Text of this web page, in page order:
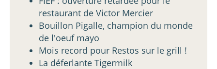
restaurant de Victor Mercier
Bouillon Pigalle, champion du monde
de l'oeuf mayo
Mois record pour Restos sur le grill !
La déferlante Tigermilk